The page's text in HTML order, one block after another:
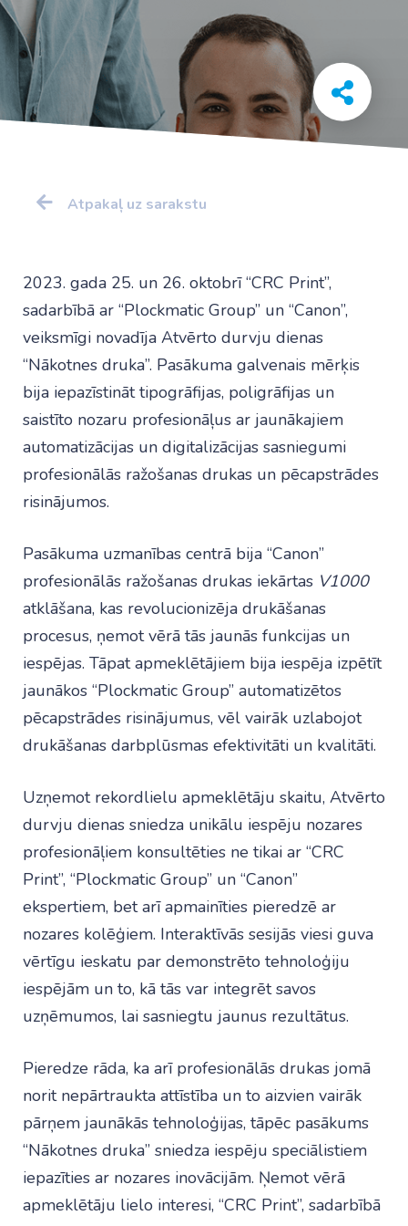
Atpakaļ uz sarakstu
2023. gada 25. un 26. oktobrī “CRC Print”,
sadarbībā ar “Plockmatic Group” un “Canon”,
veiksmīgi novadīja Atvērto durvju dienas
“Nākotnes druka”. Pasākuma galvenais mērķis
bija iepazīstināt tipogrāfijas, poligrāfijas un
saistīto nozaru profesionāļus ar jaunākajiem
automatizācijas un digitalizācijas sasniegumi
profesionālās ražošanas drukas un pēcapstrādes
risinājumos.
Pasākuma uzmanības centrā bija “Canon”
profesionālās ražošanas drukas iekārtas V1000
atklāšana, kas revolucionizēja drukāšanas
procesus, ņemot vērā tās jaunās funkcijas un
iespējas. Tāpat apmeklētājiem bija iespēja izpētīt
jaunākos “Plockmatic Group” automatizētos
pēcapstrādes risinājumus, vēl vairāk uzlabojot
drukāšanas darbplūsmas efektivitāti un kvalitāti.
Uzņemot rekordlielu apmeklētāju skaitu, Atvērto
durvju dienas sniedza unikālu iespēju nozares
profesionāļiem konsultēties ne tikai ar “CRC
Print”, “Plockmatic Group” un “Canon”
ekspertiem, bet arī apmainīties pieredzē ar
nozares kolēģiem. Interaktīvās sesijās viesi guva
vērtīgu ieskatu par demonstrēto tehnoloģiju
iespējām un to, kā tās var integrēt savos
uzņēmumos, lai sasniegtu jaunus rezultātus.
Pieredze rāda, ka arī profesionālās drukas jomā
norit nepārtraukta attīstība un to aizvien vairāk
pārņem jaunākās tehnoloģijas, tāpēc pasākums
“Nākotnes druka” sniedza iespēju speciālistiem
iepazīties ar nozares inovācijām. Ņemot vērā
apmeklētāju lielo interesi, “CRC Print”, sadarbībā